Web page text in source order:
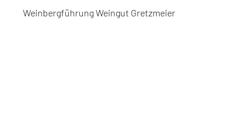
Weinbergführung Weingut Gretzmeier